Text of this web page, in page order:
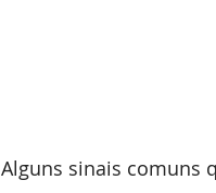
Alguns sinais comuns